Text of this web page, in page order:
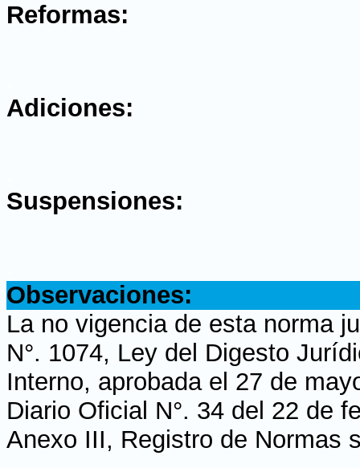
Reformas:
Adiciones:
Suspensiones:
Observaciones:
La no vigencia de esta norma
N°. 1074, Ley del Digesto
Interno, aprobada el 27 de
Diario Oficial N°. 34 del 22 de
Anexo III, Registro de Normas